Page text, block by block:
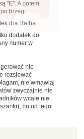
"E". A potem
brzegi
dra Ratha.
dodatek do
numer w
nie
rozsiewać
nie wmawiaj
zwyczajnie nie
wcale nie
bo od tego